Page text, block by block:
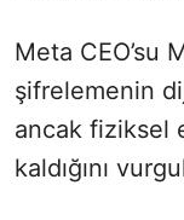
Meta CEO’su
şifrelemenin
ancak fiziksel
kaldığını